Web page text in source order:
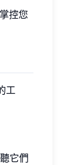
控您
工
它們